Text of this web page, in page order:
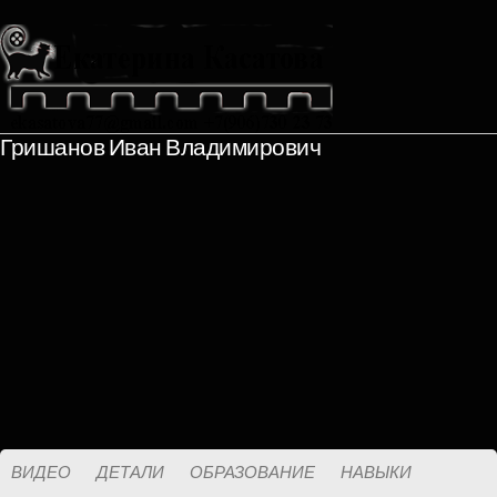
Гришанов Иван Владимирович
ВИДЕО ДЕТАЛИ ОБРАЗОВАНИЕ НАВЫКИ